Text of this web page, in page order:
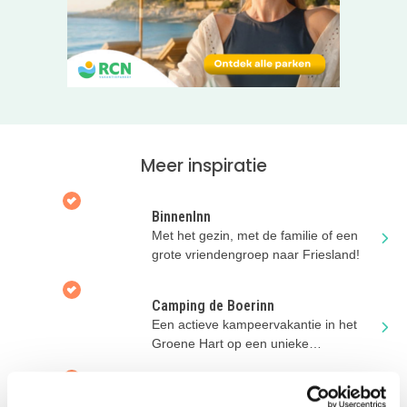
te steken en daarna echt tot rust te komen! Één van de
grondulows is rolstoelvriendelijk.
Ben je klaar om aan de slag te gaan, vies te worden en
Meer inspiratie
BinnenInn
Met het gezin, met de familie of een
grote vriendengroep naar Friesland!
Camping de Boerinn
Een actieve kampeervakantie in het
Groene Hart op een unieke